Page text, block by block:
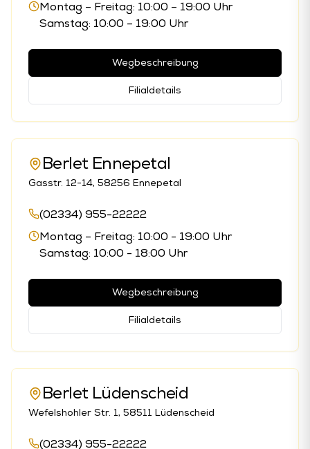
Montag – Freitag: 10:00 – 19:00 Uhr
Samstag: 10:00 – 19:00 Uhr
Wegbeschreibung
Filialdetails
Berlet Ennepetal
Gasstr. 12-14, 58256 Ennepetal
(02334) 955-22222
Montag – Freitag: 10:00 - 19:00 Uhr
Samstag: 10:00 - 18:00 Uhr
Wegbeschreibung
Filialdetails
Berlet Lüdenscheid
Wefelshohler Str. 1, 58511 Lüdenscheid
(02334) 955-22222